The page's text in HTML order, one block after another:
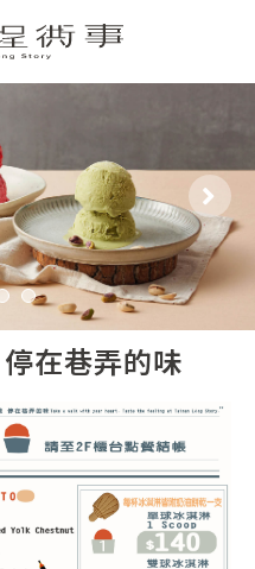
1 2 3 4
在巷弄的味